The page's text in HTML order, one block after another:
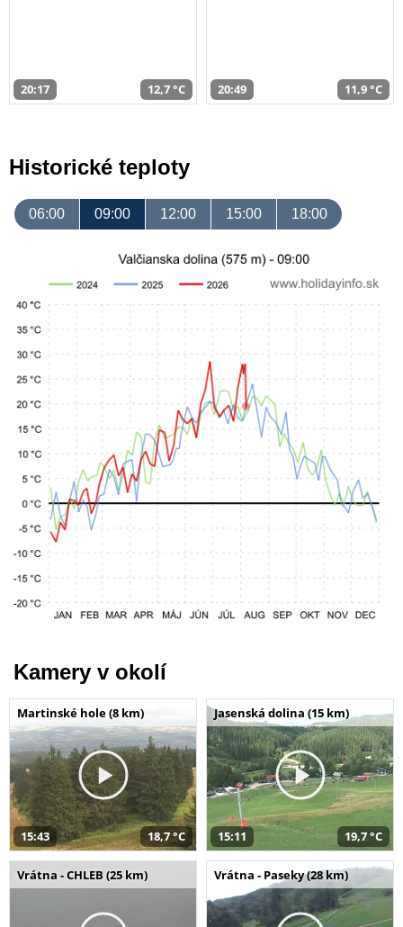
20:17 12,7 °C 20:49 11,9 °C
Historické teploty
06:00 09:00 12:00 15:00 18:00
Kamery v okolí
Martinské hole (8 km)
15:43 18,7 °C
Jasenská dolina (15 km)
15:11 19,7 °C
Vrátna - CHLEB (25 km) Vrátna - Paseky (28 km)